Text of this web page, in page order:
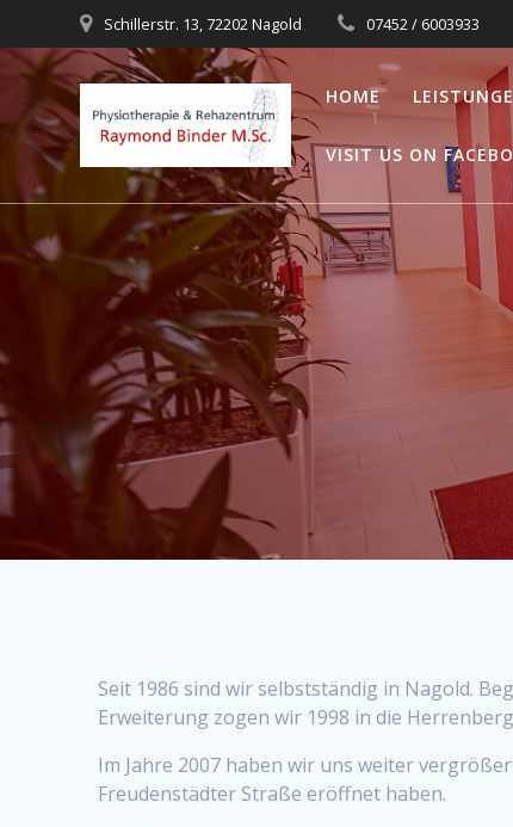
Inhalt
springen
Schillerstr. 13, 72202 Nagold 07452 / 6003933
HOME
VISIT US ON
Seit 1986 sind wir selbstständig in Nagold.
Erweiterung zogen wir 1998 in die
Im Jahre 2007 haben wir uns weiter
Freudenstädter Straße eröffnet haben.